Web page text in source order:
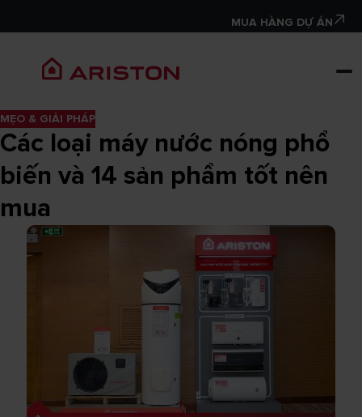
MUA HÀNG DỰ ÁN
MẸO & GIẢI PHÁP
Các loại máy nước nóng phổ
biến và 14 sản phẩm tốt nên
mua